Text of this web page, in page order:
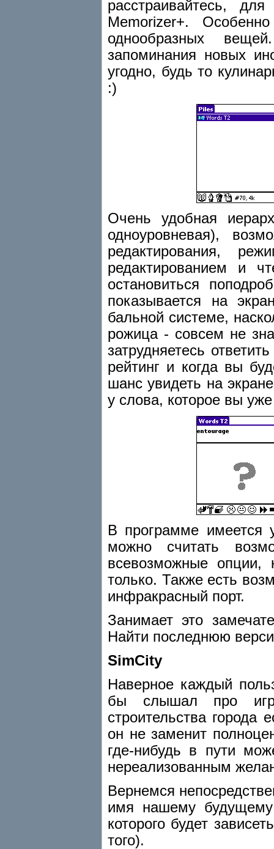
расстраивайтесь,
Memorizer+.
однообразных
запоминания новых
угодно, будь то
:)
Очень удобная
одноуровневая),
редактирования,
редактированием и
остановиться
показывается на
бальной системе,
рожица - совсем не
затрудняетесь
рейтинг и когда вы
шанс увидеть на
у слова, которое вы
В программе имеется
можно считать
всевозможные
только. Также есть
инфракрасный порт.
Занимает это
Найти последнюю
SimCity
Наверное каждый
бы слышал про
строительства города
он не заменит
где-нибудь в пути
нереализованным
Вернемся
имя нашему
которого будет
того).